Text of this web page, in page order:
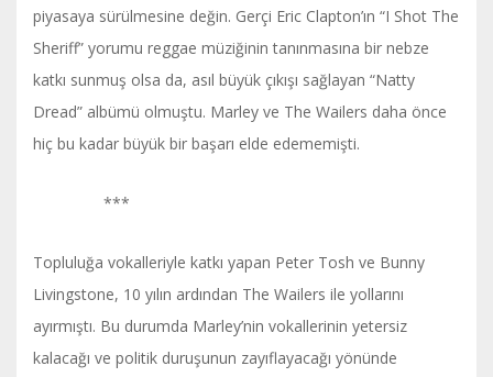
piyasaya sürülmesine değin. Gerçi Eric Clapton’ın “I Shot The
Sheriff” yorumu reggae müziğinin tanınmasına bir nebze
katkı sunmuş olsa da, asıl büyük çıkışı sağlayan “Natty
Dread” albümü olmuştu. Marley ve The Wailers daha önce
hiç bu kadar büyük bir başarı elde edememişti.
***
Topluluğa vokalleriyle katkı yapan Peter Tosh ve Bunny
Livingstone, 10 yılın ardından The Wailers ile yollarını
ayırmıştı. Bu durumda Marley’nin vokallerinin yetersiz
kalacağı ve politik duruşunun zayıflayacağı yönünde